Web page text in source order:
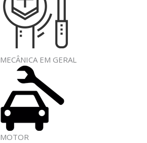
MECÂNICA EM GERAL
MOTOR